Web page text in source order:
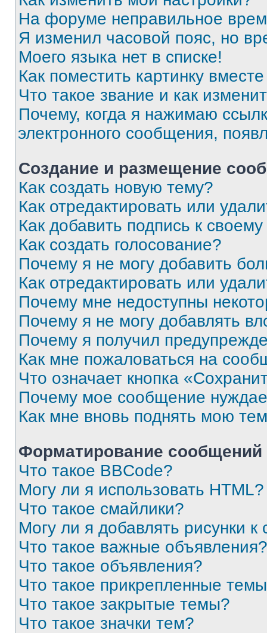
На форуме неправильное
Я изменил часовой пояс, но
Моего языка нет в списке!
Как поместить картинку
Что такое звание и как
Почему, когда я нажимаю
электронного сообщения,
Создание и размещение
Как создать новую тему?
Как отредактировать или
Как добавить подпись к
Как создать голосование?
Почему я не могу добавить
Как отредактировать или
Почему мне недоступны
Почему я не могу добавлять
Почему я получил
Как мне пожаловаться на
Что означает кнопка
Почему мое сообщение
Как мне вновь поднять мою
Форматирование
Что такое BBCode?
Могу ли я использовать HTML?
Что такое смайлики?
Могу ли я добавлять рисунки
Что такое важные объявления?
Что такое объявления?
Что такое прикрепленные
Что такое закрытые темы?
Что такое значки тем?